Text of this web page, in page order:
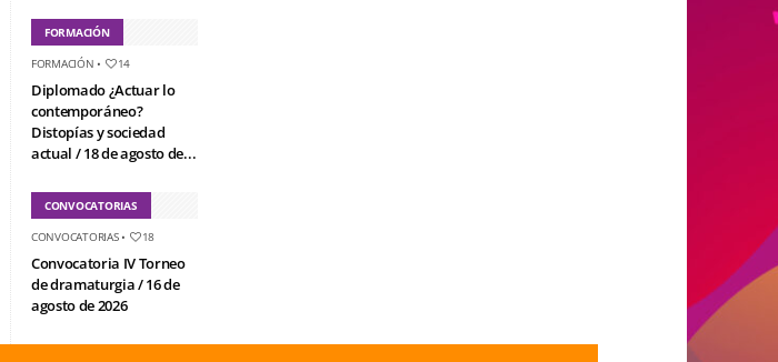
FORMACIÓN
FORMACIÓN • 14
Diplomado ¿Actuar lo
contemporáneo?
Distopías y sociedad
actual / 18 de agosto de...
CONVOCATORIAS
CONVOCATORIAS• 18
Convocatoria IV Torneo
de dramaturgia / 16 de
agosto de 2026